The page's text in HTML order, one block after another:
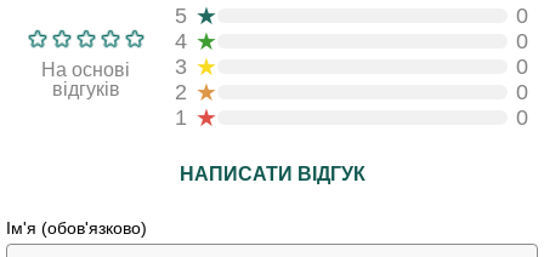
На основі
відгуків
5 ★
0
4 ★
0
3 ★
0
2 ★
0
1 ★ 0
НАПИСАТИ ВІДГУК
Ім'я (обов'язково)